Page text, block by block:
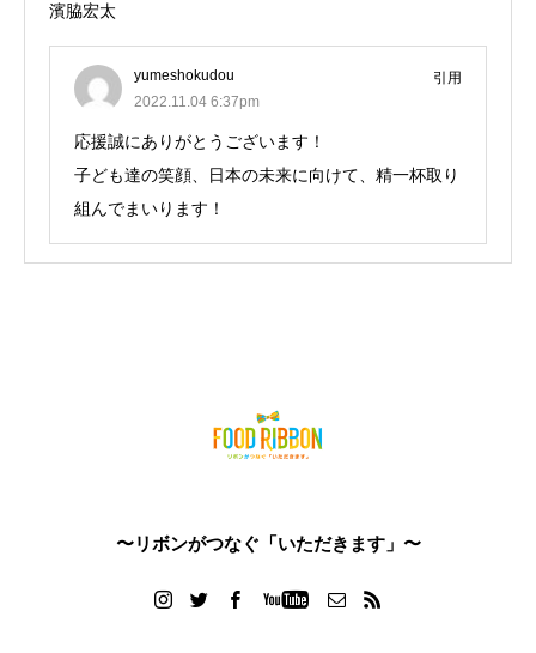
濱脇宏太
yumeshokudou
2022.11.04 6:37pm
引用
応援誠にありがとうございます！
子ども達の笑顔、日本の未来に向けて、精一杯取り
組んでまいります！
〜リボンがつなぐ「いただきます」〜